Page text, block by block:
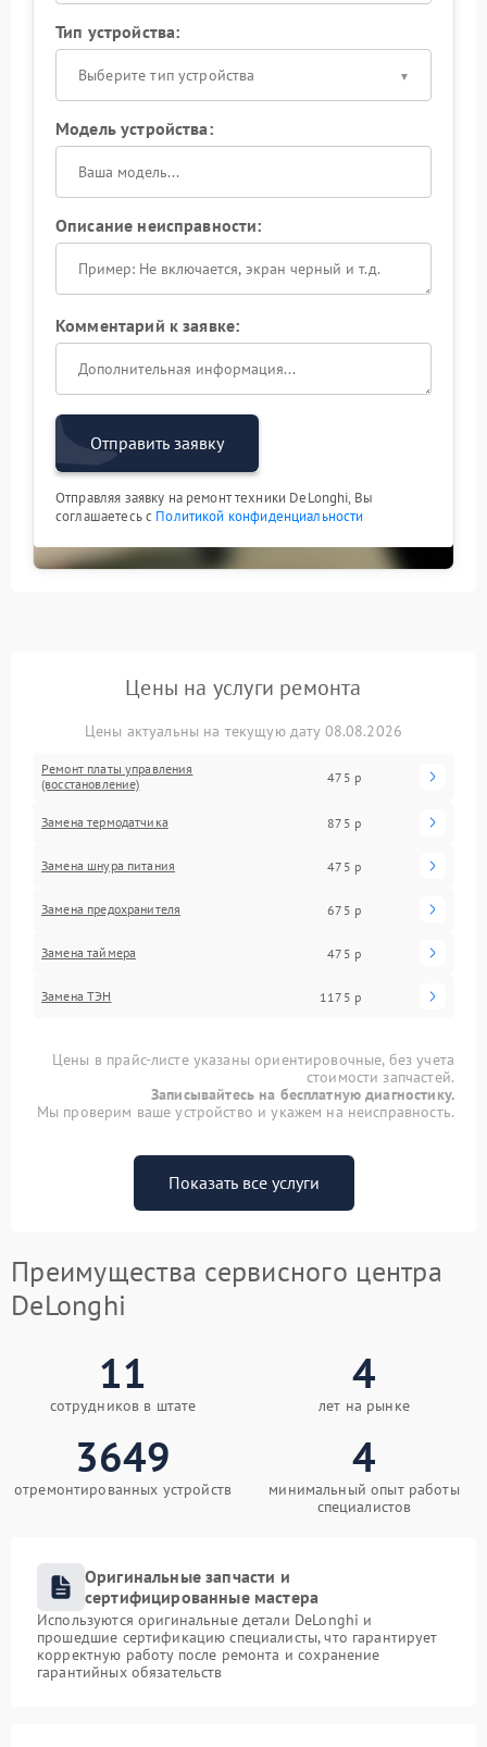
Тип устройства:
Выберите тип устройства
Модель устройства:
Описание неисправности:
Комментарий к заявке:
Отправить заявку
Отправляя заявку на ремонт техники DeLonghi, Вы
соглашаетесь с Политикой конфиденциальности
Цены на услуги ремонта
Цены актуальны на текущую дату 08.08.2026
Ремонт платы управления
(восстановление)
475 р
Замена термодатчика 875 р
Замена шнура питания 475 р
Замена предохранителя 675 р
Замена таймера 475 р
Замена ТЭН 1175 р
Цены в прайс-листе указаны ориентировочные, без учета
стоимости запчастей.
Записывайтесь на бесплатную диагностику.
Мы проверим ваше устройство и укажем на неисправность.
Показать все услуги
Преимущества сервисного центра
DeLonghi
11
сотрудников в штате
4
лет на рынке
3649
отремонтированных устройств
4
минимальный опыт работы
специалистов
Оригинальные запчасти и
сертифицированные мастера
Используются оригинальные детали DeLonghi и
прошедшие сертификацию специалисты, что гарантирует
корректную работу после ремонта и сохранение
гарантийных обязательств